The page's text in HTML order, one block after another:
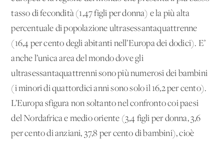
tasso di fecondità (1,47 figli per donna) e la più alta
percentuale di popolazione ultrasessantaquattrenne
(16,4 per cento degli abitanti nell’Europa dei dodici). E’
anche l’unica area del mondo dove gli
ultrasessantaquattrenni sono più numerosi dei bambini
(i minori di quattordici anni sono solo il 16,2 per cento).
L’Europa sfigura non soltanto nel confronto coi paesi
del Nordafrica e medio oriente (3,4 figli per donna, 3,6
per cento di anziani, 37,8 per cento di bambini), cioè